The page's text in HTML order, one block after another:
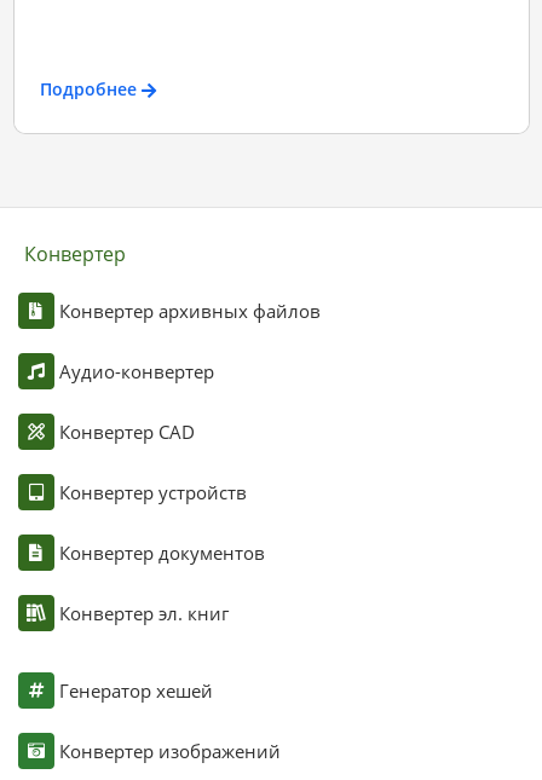
Подробнее
Конвертер
Конвертер архивных файлов
Аудио-конвертер
Конвертер CAD
Конвертер устройств
Конвертер документов
Конвертер эл. книг
Генератор хешей
Конвертер изображений